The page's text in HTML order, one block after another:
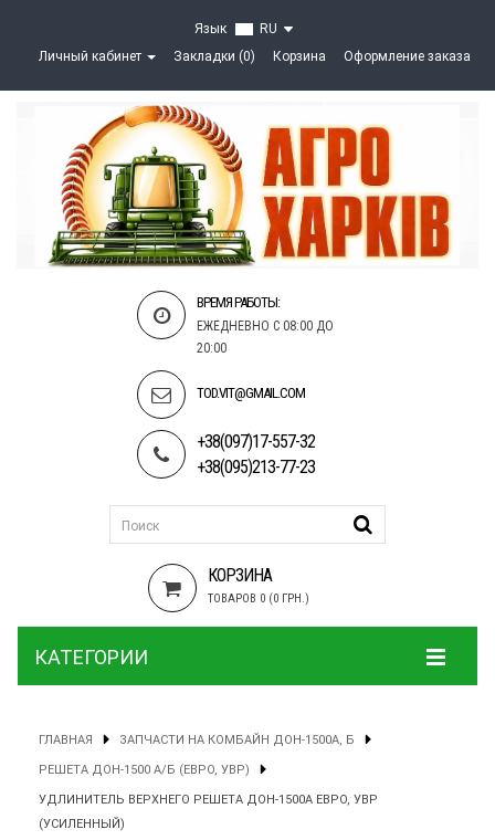
Язык
RU
Личный кабинет
Закладки (0) Корзина Оформление заказа
ВРЕМЯ РАБОТЫ:
ЕЖЕДНЕВНО С 08:00 ДО
20:00
TOD.VIT@GMAIL.COM
+38(097)17-557-32
+38(095)213-77-23
КОРЗИНА
ТОВАРОВ 0 (0 ГРН.)
КАТЕГОРИИ
ГЛАВНАЯ ЗАПЧАСТИ НА КОМБАЙН ДОН-1500А, Б
РЕШЕТА ДОН-1500 А/Б (ЕВРО, УВР)
УДЛИНИТЕЛЬ ВЕРХНЕГО РЕШЕТА ДОН-1500А ЕВРО, УВР
(УСИЛЕННЫЙ)